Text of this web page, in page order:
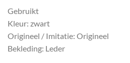
Gebruikt
Kleur: zwart
Origineel / Imitatie: Origineel
Bekleding: Leder